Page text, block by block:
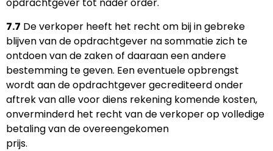
opdrachtgever tot nader order.
7.7 De verkoper heeft het recht om bij in gebreke
blijven van de opdrachtgever na sommatie zich te
ontdoen van de zaken of daaraan een andere
bestemming te geven. Een eventuele opbrengst
wordt aan de opdrachtgever gecrediteerd onder
aftrek van alle voor diens rekening komende kosten,
onverminderd het recht van de verkoper op volledige
betaling van de overeengekomen
prijs.